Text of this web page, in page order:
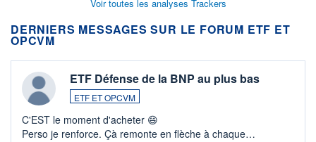
Voir toutes les analyses Trackers
DERNIERS MESSAGES SUR LE FORUM ETF ET
OPCVM
ETF Défense de la BNP au plus bas
ETF ET OPCVM
C'EST le moment d'acheter 😄​
Perso je renforce. Çà remonte en flèche à chaque